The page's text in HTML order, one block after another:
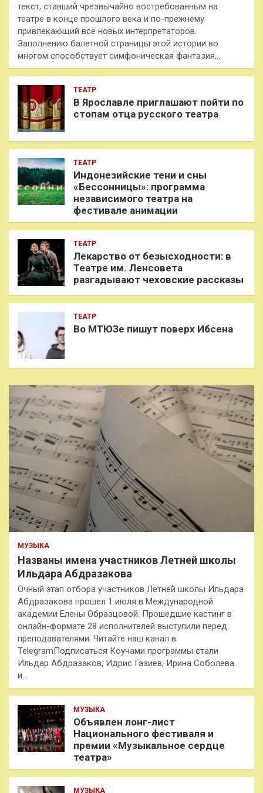
текст, ставший чрезвычайно востребованным на
театре в конце прошлого века и по-прежнему
привлекающий всё новых интерпретаторов.
Заполнению балетной страницы этой истории во
многом способствует симфоническая фантазия…
ТЕАТР
В Ярославле приглашают пойти по
стопам отца русского театра
ТЕАТР
Индонезийские тени и сны
«Бессонницы»: программа
независимого театра на
фестивале анимации
ТЕАТР
Лекарство от безысходности: в
Театре им. Ленсовета
разгадывают чеховские рассказы
ТЕАТР
Во МТЮЗе пишут поверх Ибсена
МУЗЫКА
Названы имена участников Летней школы
Ильдара Абдразакова
Очный этап отбора участников Летней школы Ильдара
Абдразакова прошел 1 июля в Международной
академии Елены Образцовой. Прошедшие кастинг в
онлайн-формате 28 исполнителей выступили перед
преподавателями. Читайте наш канал в
TelegramПодписаться Коучами программы стали
Ильдар Абдразаков, Идрис Газиев, Ирина Соболева
и…
МУЗЫКА
Объявлен лонг-лист
Национального фестиваля и
премии «Музыкальное сердце
театра»
МУЗЫКА